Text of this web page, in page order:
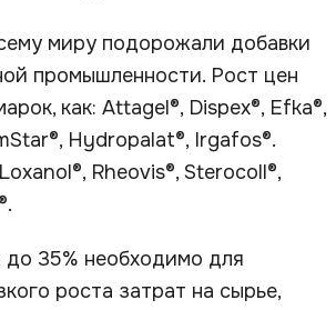
миру подорожали добавки
промышленности. Рост цен
как: Attagel®, Dispex®, Efka®,
Hydropalat®, Irgafos®.
Rheovis®, Sterocoll®,
35% необходимо для
роста затрат на сырье,